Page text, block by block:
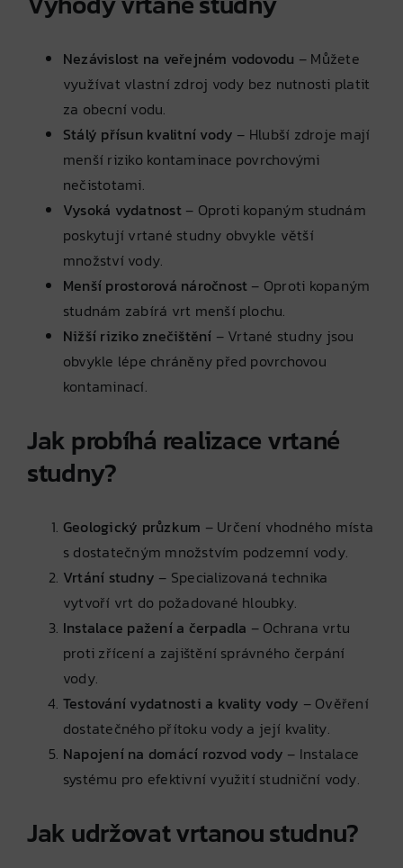
Nezávislost na veřejném vodovodu – Můžete
využívat vlastní zdroj vody bez nutnosti platit
za obecní vodu.
Stálý přísun kvalitní vody – Hlubší zdroje mají
menší riziko kontaminace povrchovými
nečistotami.
Vysoká vydatnost– Oproti kopaným studnám
poskytují vrtané studny obvykle větší
množství vody.
Menší prostorová náročnost – Oproti kopaným
studnám zabírá vrt menší plochu.
Nižší riziko znečištění – Vrtané studny jsou
obvykle lépe chráněny před povrchovou
kontaminací.
Jak probíhá realizace vrtané
studny?
Geologický průzkum – Určení vhodného místa
s dostatečným množstvím podzemní vody.
Vrtání studny – Specializovaná technika
vytvoří vrt do požadované hloubky.
Instalace pažení a čerpadla – Ochrana vrtu
proti zřícení a zajištění správného čerpání
vody.
Testování vydatnosti a kvality vody – Ověření
dostatečného přítoku vody a její kvality.
Napojení na domácí rozvod vody – Instalace
systému pro efektivní využití studniční vody.
Jak udržovat vrtanou studnu?